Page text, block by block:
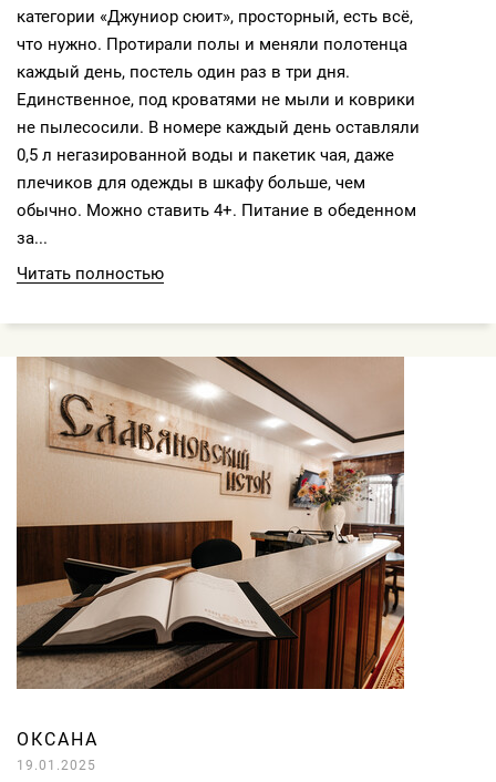
категории «Джуниор сюит», просторный, есть всё,
что нужно. Протирали полы и меняли полотенца
каждый день, постель один раз в три дня.
Единственное, под кроватями не мыли и коврики
не пылесосили. В номере каждый день оставляли
0,5 л негазированной воды и пакетик чая, даже
плечиков для одежды в шкафу больше, чем
обычно. Можно ставить 4+. Питание в обеденном
за...
Читать полностью
ОКСАНА
19.01.2025